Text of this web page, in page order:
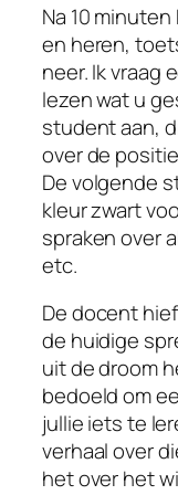
Na 10
en heren,
neer. Ik vraag
lezen wat u
student aan,
over de
De volgende
kleur zwart
spraken over
etc.
De docent
de huidige
uit de droom
bedoeld om
jullie iets te
verhaal over
het over het